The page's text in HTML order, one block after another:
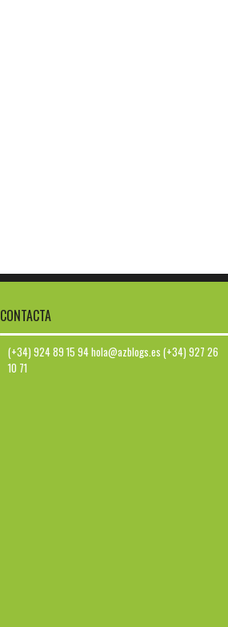
CONTACTA
(+34) 924 89 15 94 hola@azblogs.es (+34) 927 26
10 71